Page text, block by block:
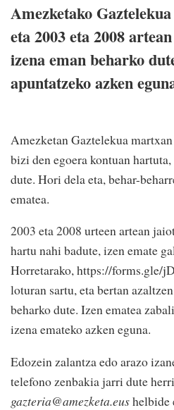
Amezketako
eta 2003 eta 2008
izena eman beharko
apuntatzeko azken
Amezketan Gaztelekua
bizi den egoera kontuan
dute. Hori dela eta, behar-
ematea.
2003 eta 2008 urteen artean
hartu nahi badute, izen emate
Horretarako, https://forms.gle/
loturan sartu, eta bertan
beharko dute. Izen ematea
izena emateko azken eguna.
Edozein zalantza edo arazo
telefono zenbakia jarri dute
gazteria@amezketa.eushelbide